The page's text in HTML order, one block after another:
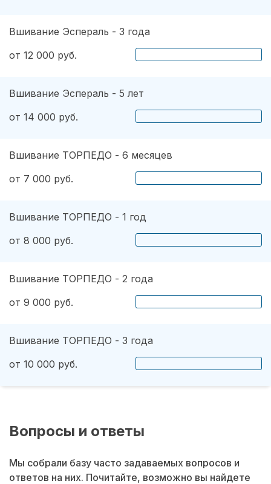
Вшивание Эспераль - 3 года
от 12 000 руб.
Вшивание Эспераль - 5 лет
от 14 000 руб.
Вшивание ТОРПЕДО - 6 месяцев
от 7 000 руб.
Вшивание ТОРПЕДО - 1 год
от 8 000 руб.
Вшивание ТОРПЕДО - 2 года
от 9 000 руб.
Вшивание ТОРПЕДО - 3 года
от 10 000 руб.
Вопросы и ответы
Мы собрали базу часто задаваемых вопросов и
ответов на них. Почитайте, возможно вы найдете